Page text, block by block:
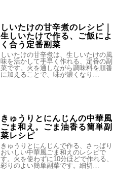
しいたけの甘辛煮のレシピ｜
生しいたけで作る、ご飯によ
く合う定番副菜
しいたけの甘辛煮は、生しいたけの風
味を活かして手早く作れる、定番の副
菜です。火を通しながら調味料を順番
に加えることで、味が濃くなり…
きゅうりとにんじんの中華風
ごま和え。ごま油香る簡単副
菜レシピ
きゅうりとにんじんで作る、さっぱり
おいしい中華風ごま和えのレシピで
す。火を使わずに10分ほどで作れる、
彩りのよい簡単副菜です。細切…